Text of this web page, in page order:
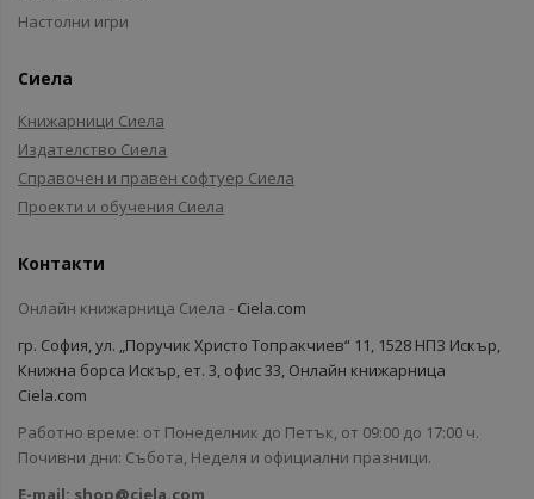
Настолни игри
Сиела
Книжарници Сиела
Издателство Сиела
Справочен и правен софтуер Сиела
Проекти и обучения Сиела
Контакти
Онлайн книжарница Сиела - Ciela.com
гр. София, ул. „Поручик Христо Топракчиев“ 11, 1528 НПЗ Искър,
Книжна борса Искър, ет. 3, офис 33, Онлайн книжарница
Ciela.com
Работно време: от Понеделник до Петък, от 09:00 до 17:00 ч.
Почивни дни: Събота, Неделя и официални празници.
E-mail: shop@ciela.com